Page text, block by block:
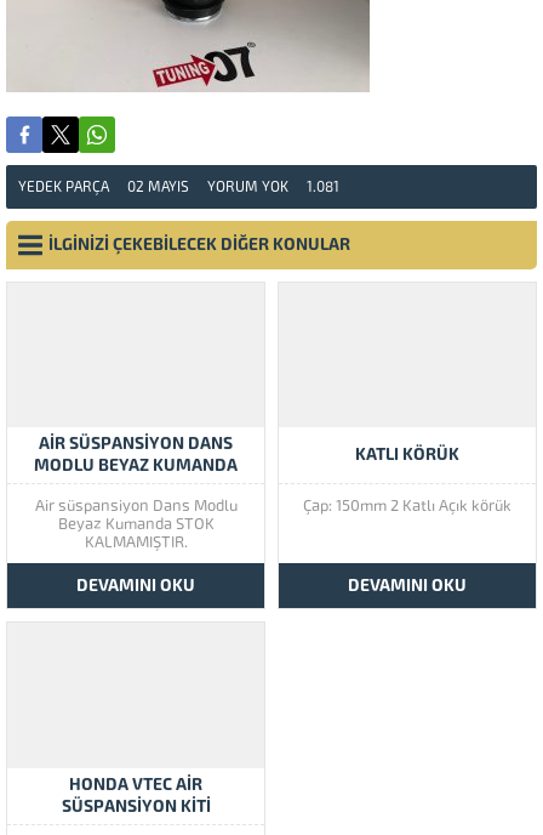
YEDEK PARÇA 02 MAYIS YORUM YOK 1.081
İLGİNİZİ ÇEKEBİLECEK DİĞER KONULAR
AIR SÜSPANSIYON DANS
MODLU BEYAZ KUMANDA
Air süspansiyon Dans Modlu
Beyaz Kumanda STOK
KALMAMIŞTIR.
DEVAMINI OKU
KATLI KÖRÜK
Çap: 150mm 2 Katlı Açık körük
DEVAMINI OKU
HONDA VTEC AIR
SÜSPANSIYON KITI